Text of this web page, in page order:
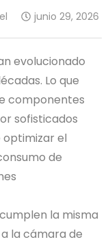
junio 29, 2026
evolucionado
Lo que
componentes
sofisticados
el
de
la misma
la cámara de